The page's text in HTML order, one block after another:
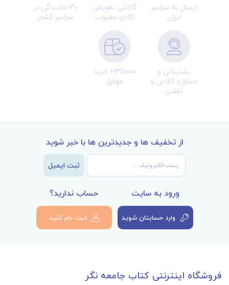
ارسال به سراسر
ایران
گارانتی تعویض
کالای معیوب
30 نمایندگی در
سراسر کشور
پشتیبانی و
مشاوره آنلاین و
تلفنی
135000+ خرید
موفق
از تخفیف ها و جدیدترین ها با خبر شوید
ثبت ایمیل
ورود به سایت
وارد حسابتان شوید
حساب ندارید؟
ثبت نام کنید
فروشگاه اینترنتی کتاب جامعه نگر